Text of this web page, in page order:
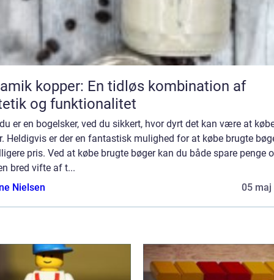
kopper: En tidløs kombination af
og funktionalitet
er en bogelsker, ved du sikkert, hvor dyrt det kan være at
Heldigvis er der en fantastisk mulighed for at købe brugte
pris. Ved at købe brugte bøger kan du både spare penge
bred vifte af t...
Nielsen
05 maj